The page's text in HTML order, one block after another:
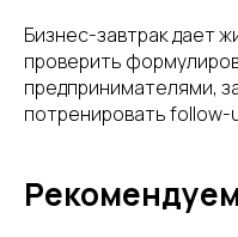
Бизнес-завтрак дает
проверить
предпринимателями,
потренировать follow-